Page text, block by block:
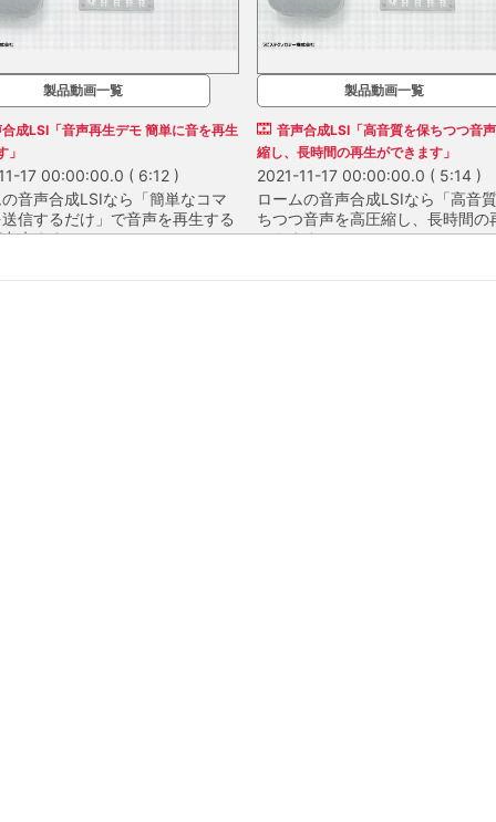
製品動画一覧
成LSI「音声再生デモ 簡単に音を再生
」
17 00:00:00.0 ( 6:12 )
音声合成LSIなら「簡単なコマ
信するだけ」で音声を再生する
来ます。
製品動画一覧
音声合成LSI「高音質を保ちつつ音
縮し、長時間の再生ができます」
2021-11-17 00:00:00.0 ( 5:14 )
ロームの音声合成LSIなら「高音
ちつつ音声を高圧縮し、長時間の
できます」。